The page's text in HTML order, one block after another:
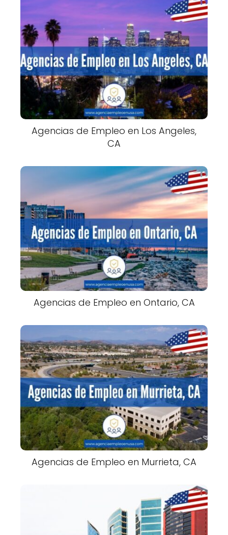
Agencias de Empleo en Los Angeles,
CA
Agencias de Empleo en Ontario, CA
Agencias de Empleo en Murrieta, CA